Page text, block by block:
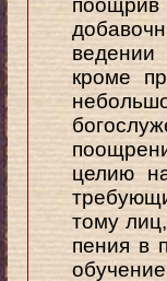
кроме
целию
тому
пения в